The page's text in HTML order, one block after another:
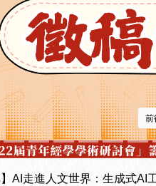
前往
AI走進人文世界：生成式AI